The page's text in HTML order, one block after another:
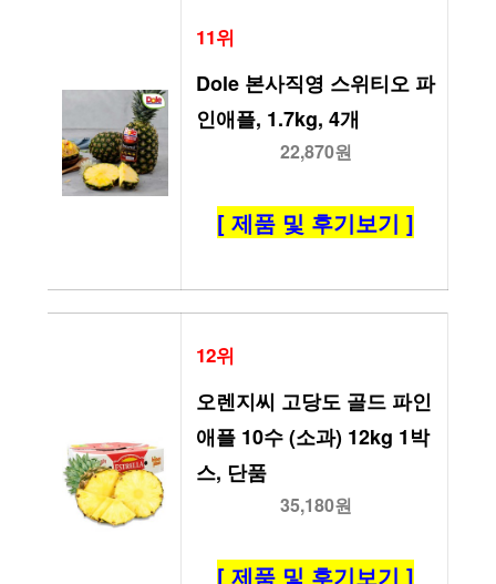
11위
Dole 본사직영 스위티오 파
인애플, 1.7kg, 4개
22,870원
[ 제품 및 후기보기 ]
12위
오렌지씨 고당도 골드 파인
애플 10수 (소과) 12kg 1박
스, 단품
35,180원
[ 제품 및 후기보기 ]